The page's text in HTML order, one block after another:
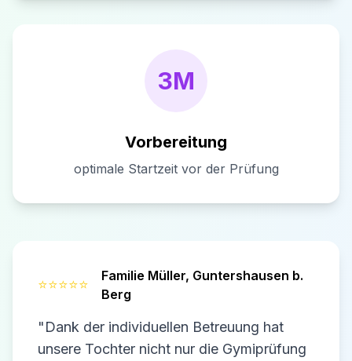
3M
Vorbereitung
optimale Startzeit vor der Prüfung
⭐⭐⭐⭐⭐
Familie Müller, Guntershausen b.
Berg
"Dank der individuellen Betreuung hat
unsere Tochter nicht nur die Gymiprüfung